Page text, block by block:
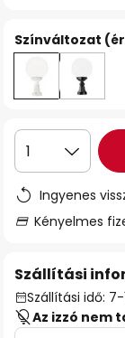
Színváltozat
1
Ingyenes
Kényelmes
Szállítási
Szállítási idő:
Az izzó nem